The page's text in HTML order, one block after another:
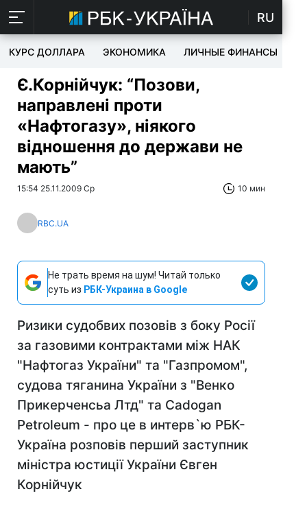
RU
КУРС ДОЛЛАРА ЭКОНОМИКА ЛИЧНЫЕ ФИНАНСЫ
Є.Корнійчук: “Позови,
направлені проти
«Нафтогазу», ніякого
відношення до держави не
мають”
15:54 25.11.2009 Ср 10 мин
RBC.UA
Не трать время на шум! Читай только
суть из РБК-Украина в Google
Ризики судобвих позовів з боку Росії
за газовими контрактами між НАК
"Нафтогаз України" та "Газпромом",
судова тяганина України з "Венко
Прикерченсьа Лтд" та Cadogan
Petroleum - про це в интерв`ю РБК-
Україна розповів перший заступник
міністра юстиції України Євген
Корнійчук